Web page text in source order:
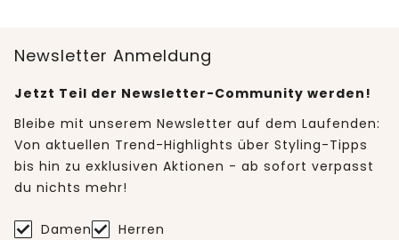
Newsletter Anmeldung
Jetzt Teil der Newsletter-Community werden!
Bleibe mit unserem Newsletter auf dem Laufenden:
Von aktuellen Trend-Highlights über Styling-Tipps
bis hin zu exklusiven Aktionen - ab sofort verpasst
du nichts mehr!
Damen Herren